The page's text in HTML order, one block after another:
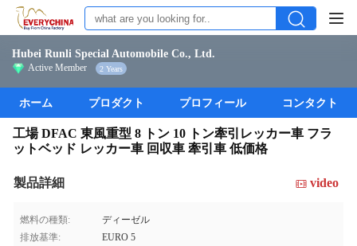
Hubei Runli Special Automobile Co., Ltd.
Active Member 2 Years
ホーム プロダクト プロフィール コンタクト
工場 DFAC 東風重型 8 トン 10 トン牽引レッカー車 フラ
ットベッド レッカー車 回収車 牽引車 低価格
製品詳細 video
燃料の種類:
ディーゼル
排放基準:
EURO 5